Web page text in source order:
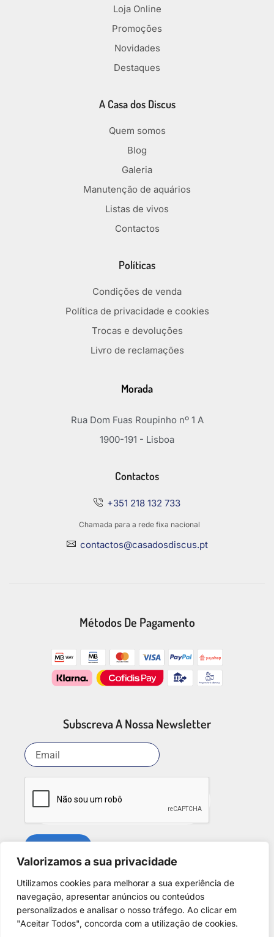
Valorizamos a sua privacidade
Utilizamos cookies para melhorar a sua experiência de
navegação, apresentar anúncios ou conteúdos
personalizados e analisar o nosso tráfego. Ao clicar em
"Aceitar Todos", concorda com a utilização de cookies.
Loja Online
Promoções
Novidades
Destaques
A Casa dos Discus
Quem somos
Blog
Galeria
Manutenção de aquários
Listas de vivos
Contactos
Políticas
Condições de venda
Política de privacidade e cookies
Trocas e devoluções
Livro de reclamações
Morada
Rua Dom Fuas Roupinho nº 1 A
1900-191 - Lisboa
Contactos
+351 218 132 733
Chamada para a rede fixa nacional
contactos@casadosdiscus.pt
Métodos De Pagamento
Subscreva A Nossa Newsletter
Redes Sociais